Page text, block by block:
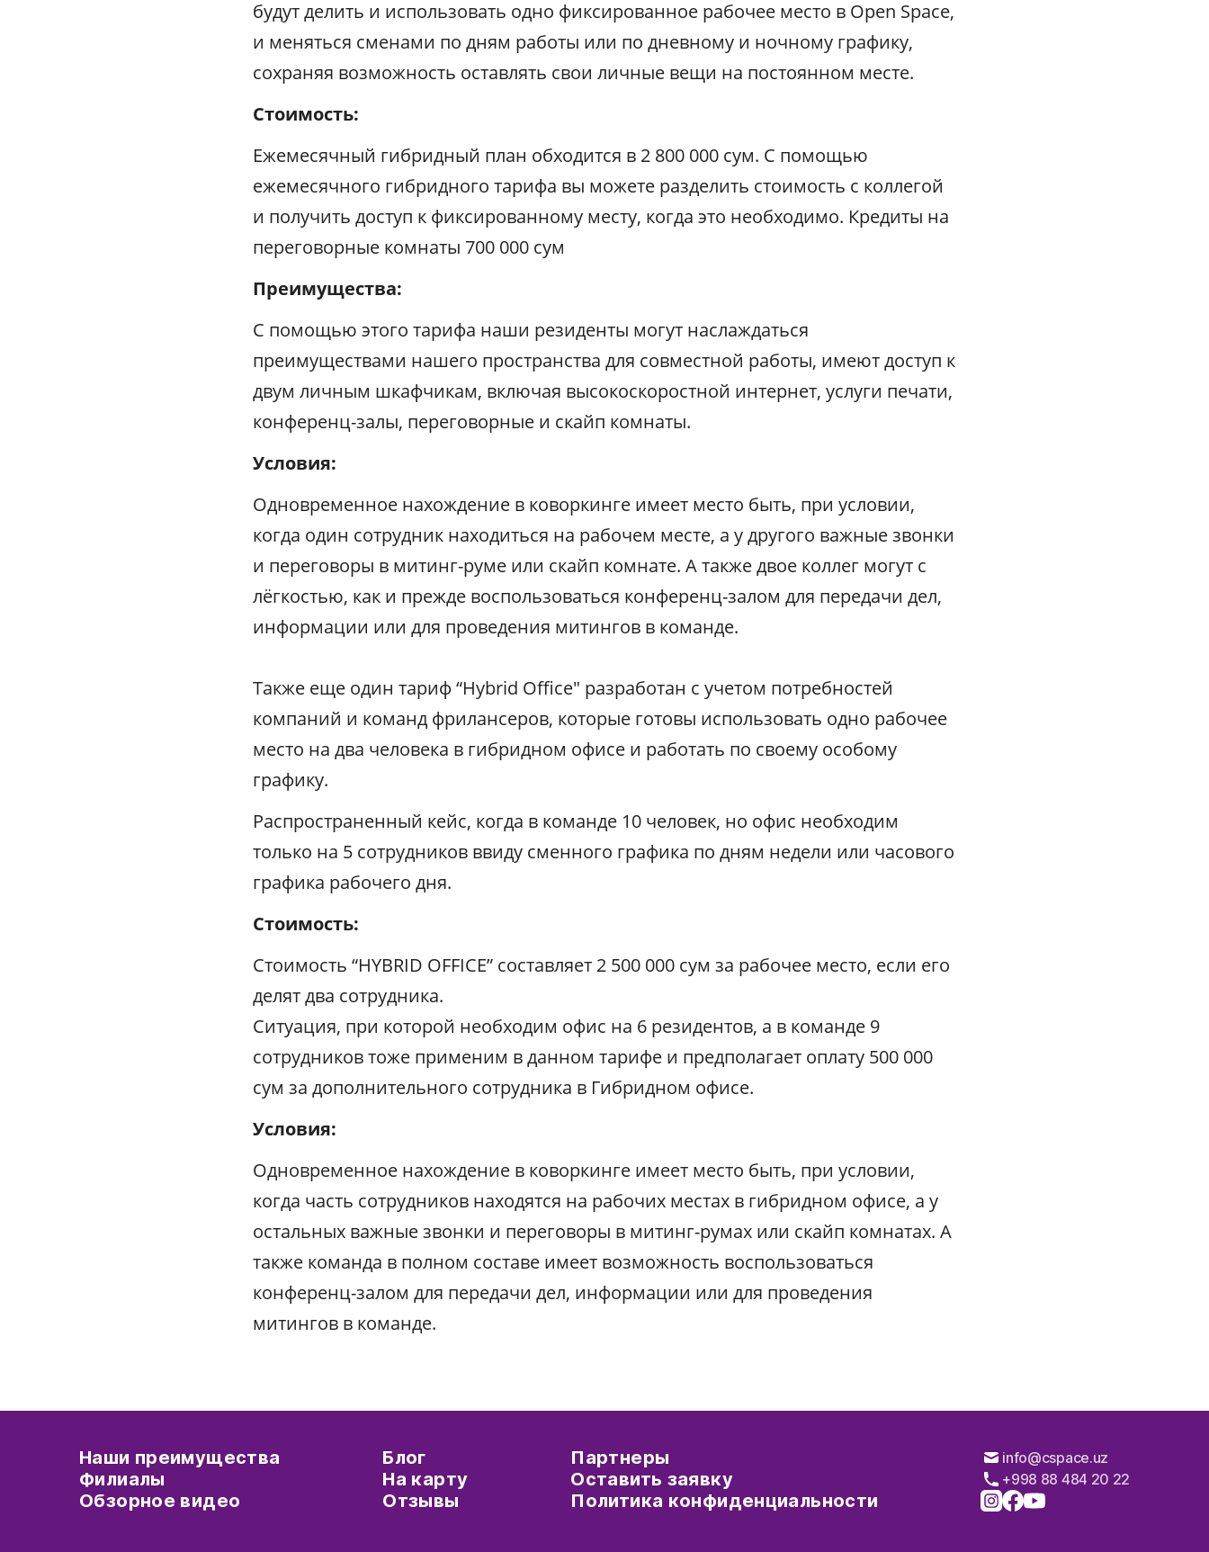
будут делить и использовать одно фиксированное рабочее место в Open Space,
и меняться сменами по дням работы или по дневному и ночному графику,
сохраняя возможность оставлять свои личные вещи на постоянном месте.
Стоимость:
Ежемесячный гибридный план обходится в 2 800 000 сум. С помощью
ежемесячного гибридного тарифа вы можете разделить стоимость с коллегой
и получить доступ к фиксированному месту, когда это необходимо. Кредиты на
переговорные комнаты 700 000 сум
Преимущества:
С помощью этого тарифа наши резиденты могут наслаждаться
преимуществами нашего пространства для совместной работы, имеют доступ к
двум личным шкафчикам, включая высокоскоростной интернет, услуги печати,
конференц-залы, переговорные и скайп комнаты.
Условия:
Одновременное нахождение в коворкинге имеет место быть, при условии,
когда один сотрудник находиться на рабочем месте, а у другого важные звонки
и переговоры в митинг-руме или скайп комнате. А также двое коллег могут с
лёгкостью, как и прежде воспользоваться конференц-залом для передачи дел,
информации или для проведения митингов в команде.
Также еще один тариф “Hybrid Office" разработан с учетом потребностей
компаний и команд фрилансеров, которые готовы использовать одно рабочее
место на два человека в гибридном офисе и работать по своему особому
графику.
Распространенный кейс, когда в команде 10 человек, но офис необходим
только на 5 сотрудников ввиду сменного графика по дням недели или часового
графика рабочего дня.
Стоимость:
Стоимость “HYBRID OFFICE” составляет 2 500 000 сум за рабочее место, если его
делят два сотрудника.
Ситуация, при которой необходим офис на 6 резидентов, а в команде 9
сотрудников тоже применим в данном тарифе и предполагает оплату 500 000
сум за дополнительного сотрудника в Гибридном офисе.
Условия:
Одновременное нахождение в коворкинге имеет место быть, при условии,
когда часть сотрудников находятся на рабочих местах в гибридном офисе, а у
остальных важные звонки и переговоры в митинг-румах или скайп комнатах. А
также команда в полном составе имеет возможность воспользоваться
конференц-залом для передачи дел, информации или для проведения
митингов в команде.
Наши преимущества
Филиалы
Обзорное видео
Блог
На карту
Отзывы
Партнеры
Оставить заявку
Политика конфиденциальности
info@cspace.uz
+998 88 484 20 22